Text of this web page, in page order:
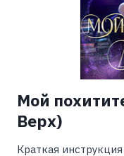
Мой
Верх)
Краткая